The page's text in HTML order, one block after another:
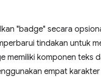
"badge" secara
tindakan untuk
memiliki komponen teks
empat